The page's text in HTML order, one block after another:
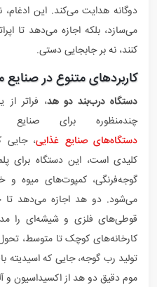
دوگانه هدایت می‌کند. این ادغام،
می‌سازد، بلکه اجازه می‌دهد تا
کنند، نه بر جابجایی دستی.
کاربردهای متنوع در
دستگاه درب‌بند دو هد، فراتر
چندمنظوره برای
دستگاه‌های صنایع غذایی، جایی
کلیدی است، این دستگاه برای
گوجه‌فرنگی، کمپوت‌های میوه و
می‌شود. دو هد اجازه می‌دهد تا
قوطی‌های فلزی و شیشه‌ای را
کارخانه‌های کوچک تا متوسط،
تولید رب گوجه، جایی که اسیدیته
موم دقیق دو هد از اکسیداسیون و